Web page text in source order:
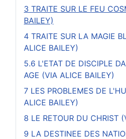
3 TRAITE SUR LE FEU
BAILEY)
4 TRAITE SUR LA MAGIE
ALICE BAILEY)
5.6 L'ETAT DE DISCIPLE
AGE (VIA ALICE BAILEY)
7 LES PROBLEMES DE
ALICE BAILEY)
8 LE RETOUR DU CHRIST
9 LA DESTINEE DES